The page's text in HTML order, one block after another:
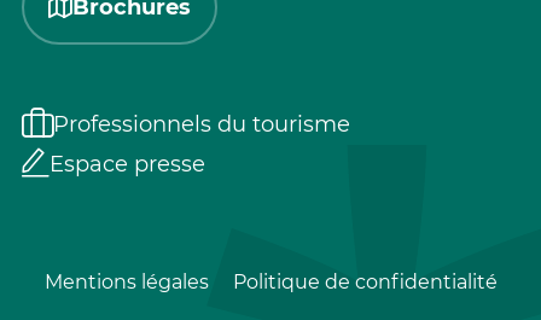
Brochures
Professionnels du tourisme
Espace presse
Mentions légales Politique de confidentialité